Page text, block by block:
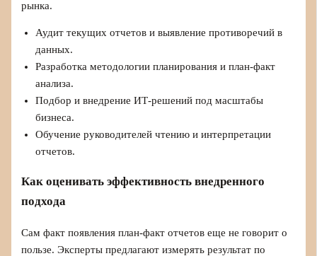
рынка.
Аудит текущих отчетов и выявление противоречий в
данных.
Разработка методологии планирования и план-факт
анализа.
Подбор и внедрение ИТ-решений под масштабы
бизнеса.
Обучение руководителей чтению и интерпретации
отчетов.
Как оценивать эффективность внедренного
подхода
Сам факт появления план‑факт отчетов еще не говорит о
пользе. Эксперты предлагают измерять результат по